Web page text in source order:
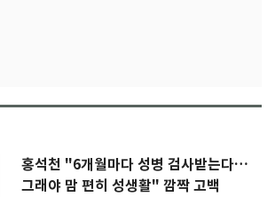
홍석천 "6개월마다 성병 검사받는다…
그래야 맘 편히 성생활" 깜짝 고백